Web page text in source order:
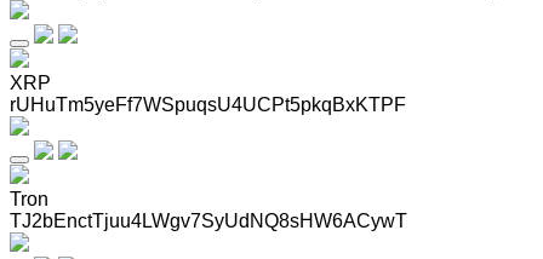
XRP
rUHuTm5yeFf7WSpuqsU4UCPt5pkqBxKTPF
Tron
TJ2bEnctTjuu4LWgv7SyUdNQ8sHW6ACywT